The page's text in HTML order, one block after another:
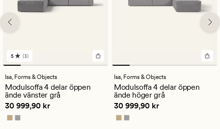
3
omdömen
med
ett
genomsnittligt
betyg
på
5
5 (3)
Isa, Forms & Objects
Modulsoffa 4 delar öppen
ände vänster grå
Pris 30 999,90 kr
30 999,90 kr
Isa, Forms & Objects
Modulsoffa 4 delar öppen
ände höger grå
Pris 30 999,90 kr
30 999,90 kr